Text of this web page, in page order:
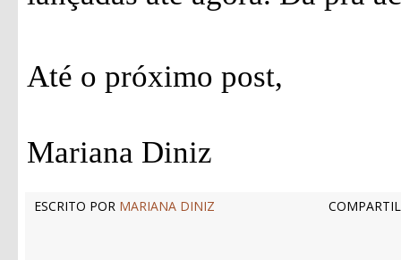
Até o próximo post,
Mariana Diniz
ESCRITO POR MARIANA DINIZ